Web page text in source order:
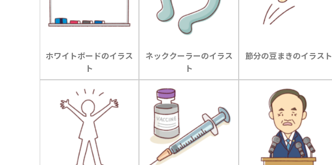
ホワイトボードのイラス
ト
ネッククーラーのイラス
ト
節分の豆まきのイラスト